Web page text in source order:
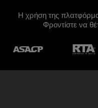
Η χρήση της
Φροντίστε να